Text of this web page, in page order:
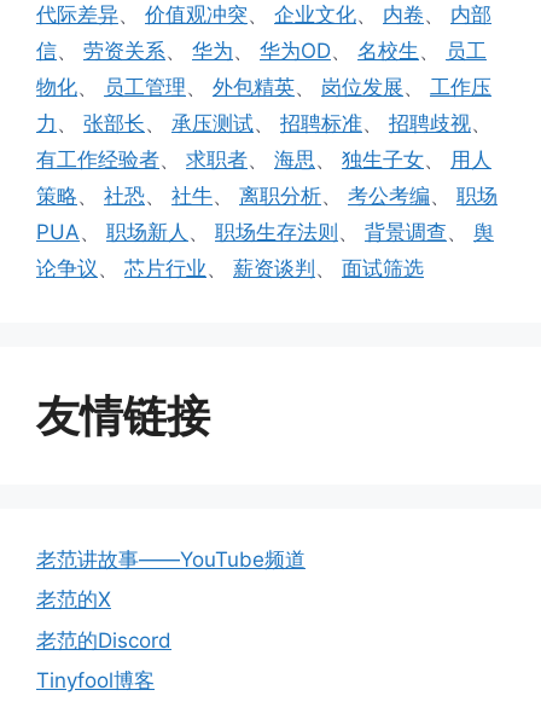
代际差异、 价值观冲突、 企业文化、 内卷、 内部
信、 劳资关系、 华为、 华为OD、 名校生 、
员工
物化、 员工管理、 外包精英、 岗位发展、 工作压
力 、 张部长、 承压测试、 招聘标准、 招聘歧视、
有工作经验者、 求职者、 海思、 独生子女、 用人
策略、 社恐、 社牛、 离职分析、 考公考编、 职场
PUA、 职场新人 、 职场生存法则、 背景调查、 舆
论争议 、 芯片行业、 薪资谈判、 面试筛选
友情链接
老范讲故事——YouTube频道
老范的X
老范的Discord
Tinyfool博客